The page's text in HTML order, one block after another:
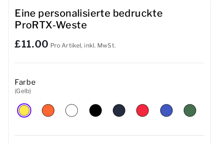
Tassen
Eine personalisierte bedruckte
ProRTX-Weste
£11.00 Pro Artikel, inkl. MwSt.
Farbe
(Gelb)